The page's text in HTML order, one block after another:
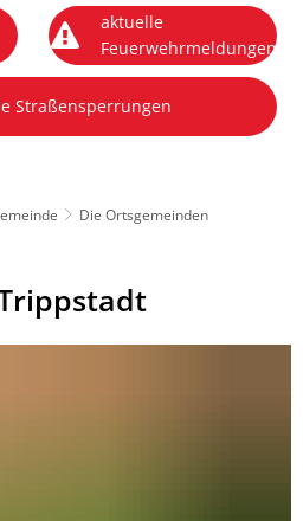
aktuelle
Feuerwehrmeldungen
Straßensperrungen
Die Ortsgemeinden